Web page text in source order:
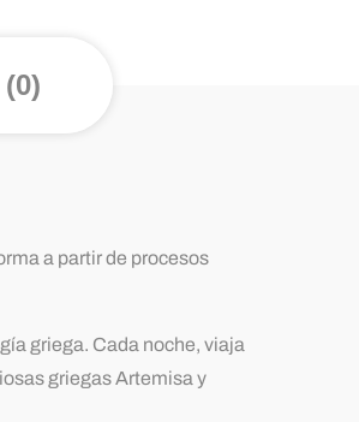
a partir de procesos
griega. Cada noche, viaja
griegas Artemisa y